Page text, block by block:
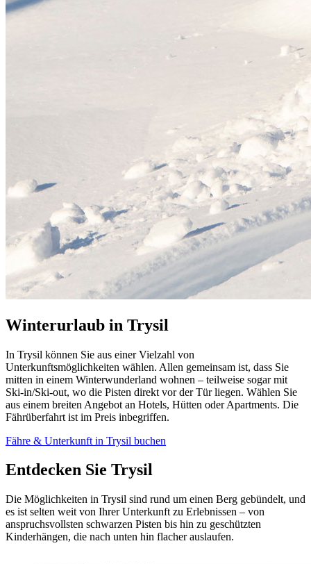
Winterurlaub in Trysil
In Trysil können Sie aus einer Vielzahl von
Unterkunftsmöglichkeiten wählen. Allen gemeinsam ist, dass Sie
mitten in einem Winterwunderland wohnen – teilweise sogar mit
Ski-in/Ski-out, wo die Pisten direkt vor der Tür liegen. Wählen Sie
aus einem breiten Angebot an Hotels, Hütten oder Apartments. Die
Fährüberfahrt ist im Preis inbegriffen.
Fähre & Unterkunft in Trysil buchen
Entdecken Sie Trysil
Die Möglichkeiten in Trysil sind rund um einen Berg gebündelt, und
es ist selten weit von Ihrer Unterkunft zu Erlebnissen – von
anspruchsvollsten schwarzen Pisten bis hin zu geschützten
Kinderhängen, die nach unten hin flacher auslaufen.